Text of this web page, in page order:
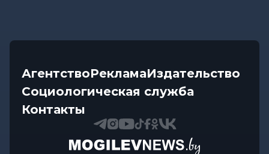
АгентствоРекламаИздательство
Социологическая служба
Контакты